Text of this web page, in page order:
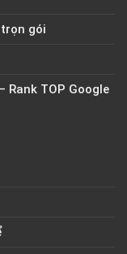
gói
Rank TOP Google